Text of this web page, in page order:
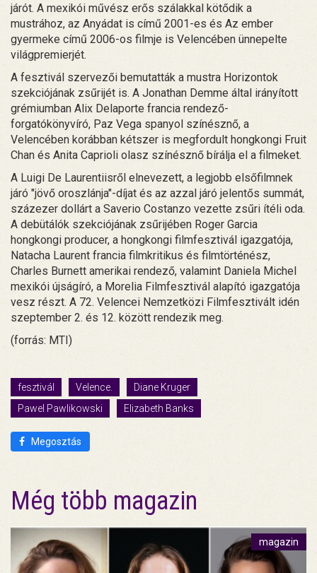
járót. A mexikói művész erős szálakkal kötődik a
mustrához, az Anyádat is című 2001-es és Az ember
gyermeke című 2006-os filmje is Velencében ünnepelte
világpremierjét.
A fesztivál szervezői bemutatták a mustra Horizontok
szekciójának zsűrijét is. A Jonathan Demme által irányított
grémiumban Alix Delaporte francia rendező-
forgatókönyvíró, Paz Vega spanyol színésznő, a
Velencében korábban kétszer is megfordult hongkongi Fruit
Chan és Anita Caprioli olasz színésznő bírálja el a filmeket.
A Luigi De Laurentiisről elnevezett, a legjobb elsőfilmnek
járó "jövő oroszlánja"-díjat és az azzal járó jelentős summát,
százezer dollárt a Saverio Costanzo vezette zsűri ítéli oda.
A debütálók szekciójának zsűrijében Roger Garcia
hongkongi producer, a hongkongi filmfesztivál igazgatója,
Natacha Laurent francia filmkritikus és filmtörténész,
Charles Burnett amerikai rendező, valamint Daniela Michel
mexikói újságíró, a Morelia Filmfesztivál alapító igazgatója
vesz részt. A 72. Velencei Nemzetközi Filmfesztivált idén
szeptember 2. és 12. között rendezik meg.
(forrás: MTI)
fesztivál Velence.
Diane Kruger
Pawel Pawlikowski
Elizabeth Banks
Megosztás
Még több magazin
magazin